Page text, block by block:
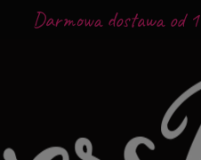
Darmowa dostawa od